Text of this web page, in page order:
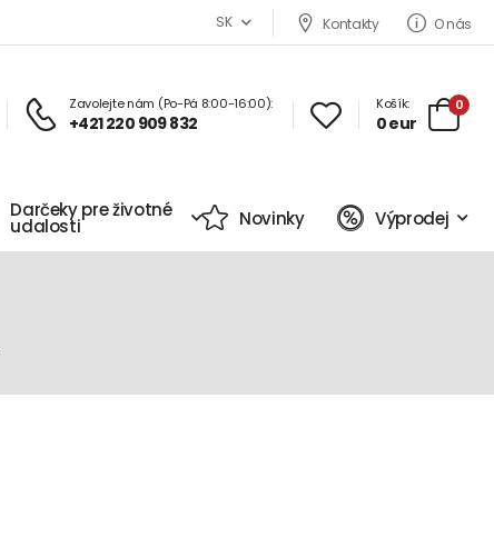
SK Kontakty O nás
Zavolejte nám (Po-Pá 8:00-16:00):
+421 220 909 832
Košík:
0 eur
0
Darčeky pre životné
udalosti Novinky Výprodej